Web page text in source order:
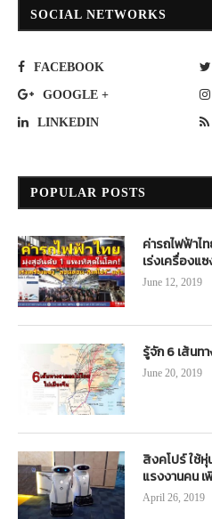
SOCIAL NETWORKS
FACEBOOK
GOOGLE +
LINKEDIN
POPULAR POSTS
ค่ารถไฟฟ้าไ
เร่งเครื่องแ
June 12, 2019
รู้จัก 6 เส้นท
June 20, 2019
สิงคโปร์ ใช้
แรงงานคน
April 26, 2019